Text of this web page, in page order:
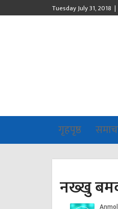
Tuesday July 31, 2018 |
गृहपृष्ठ
नख्खु